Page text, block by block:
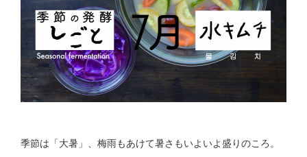
季節は「大暑」、梅雨もあけて暑さもいよいよ盛りのころ。